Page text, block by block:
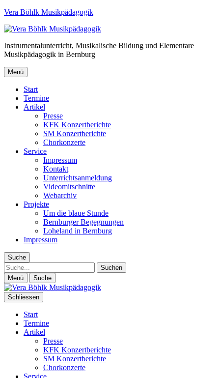
Vera Böhlk Musikpädagogik
Instrumentalunterricht, Musikalische Bildung und Elementare
Musikpädagogik in Bernburg
Menü
Start
Termine
Artikel
Presse
KFK Konzertberichte
SM Konzertberichte
Chorkonzerte
Service
Impressum
Kontakt
Unterrichtsanmeldung
Videomitschnitte
Webarchiv
Projekte
Um die blaue Stunde
Bernburger Begegnungen
Loheland in Bernburg
Impressum
Suche
Suche
Menü Suche
Schliessen
Start
Termine
Artikel
Presse
KFK Konzertberichte
SM Konzertberichte
Chorkonzerte
Service